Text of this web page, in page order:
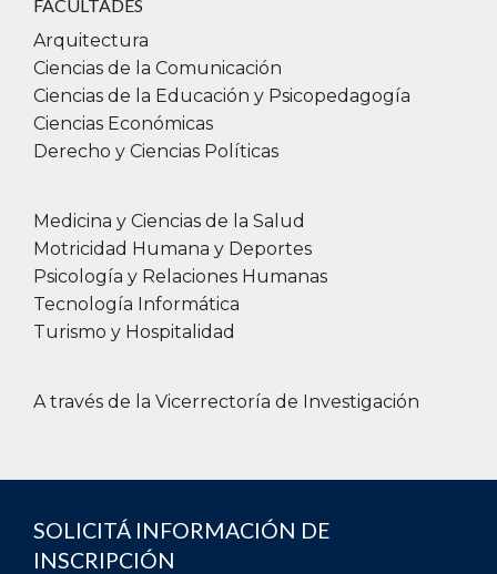
FACULTADES
Arquitectura
Ciencias de la Comunicación
Ciencias de la Educación y Psicopedagogía
Ciencias Económicas
Derecho y Ciencias Políticas
Medicina y Ciencias de la Salud
Motricidad Humana y Deportes
Psicología y Relaciones Humanas
Tecnología Informática
Turismo y Hospitalidad
A través de la Vicerrectoría de Investigación
SOLICITÁ INFORMACIÓN DE
INSCRIPCIÓN